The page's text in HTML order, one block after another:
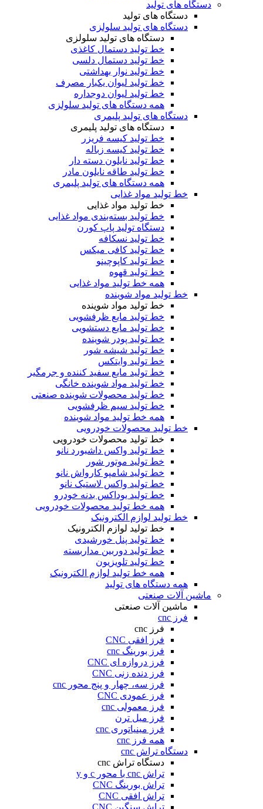
دستگاه های تولید
دستگاه های تولید
دستگاه های تولید سلولزی
دستگاه های تولید سلولزی
خط تولید دستمال کاغذی
خط تولید دستمال دلسی
خط تولید نوار بهداشتی
خط تولید لیوان یکبار مصرف
خط تولید لیوان دوجداره
همه دستگاه های تولید سلولزی
دستگاه های تولید پلیمری
دستگاه های تولید پلیمری
خط تولید کیسه فریزر
خط تولید کیسه زباله
خط تولید نایلون دسته دار
خط تولید طاقه نایلون مادر
همه دستگاه های تولید پلیمری
خط تولید مواد غذایی
خط تولید مواد غذایی
خط تولید بسته‌بندی مواد غذایی
دستگاه تولید پاپ کورن
خط تولید نسکافه
خط تولید کافی میکس
خط تولید کاپوچینو
خط تولید قهوه
همه خط تولید مواد غذایی
خط تولید مواد شوینده
خط تولید مواد شوینده
خط تولید مایع ظرفشویی
خط تولید مایع دستشویی
خط تولید پودر شوینده
خط تولید شیشه شور
خط تولید وایتکس
خط تولید مایع سفید کننده و جرمگیر
خط تولید مواد شوینده خانگی
خط تولید محصولات شوینده صنعتی
خط تولید سیم ظرفشویی
همه خط تولید مواد شوینده
خط تولید محصولات خودرویی
خط تولید محصولات خودرویی
خط تولید واکس داشبورد نانو
خط تولید موتور شور
خط تولید شامپو کارواش نانو
خط تولید واکس لاستیک نانو
خط تولید یوداکس بدنه خودرو
همه خط تولید محصولات خودرویی
خط تولید لوازم الکترونیک
خط تولید لوازم الکترونیک
خط تولید پنل خورشیدی
خط تولید دوربین مداربسته
خط تولید تلویزیون
همه خط تولید لوازم الکترونیک
همه دستگاه های تولید
ماشین آلات صنعتی
ماشین آلات صنعتی
فرز cnc
فرز cnc
فرز افقی CNC
فرز بورینگ cnc
فرز دروازه ای CNC
فرز دنده زنی CNC
فرز سه، چهار و پنج محور cnc
فرز عمودی CNC
فرز معمولی cnc
فرز میل ترن
فرز مینیاتوری cnc
همه فرز cnc
دستگاه تراش cnc
دستگاه تراش cnc
تراش cnc با محور c و y
تراش بورینگ CNC
تراش افقی CNC
تراش سنگین CNC